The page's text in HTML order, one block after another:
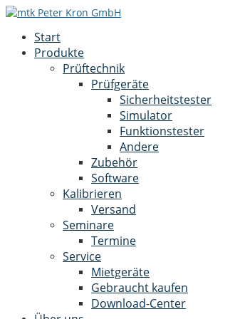
Start
Produkte
Prüftechnik
Prüfgeräte
Sicherheitstester
Simulator
Funktionstester
Andere
Zubehör
Software
Kalibrieren
Versand
Seminare
Termine
Service
Mietgeräte
Gebraucht kaufen
Download-Center